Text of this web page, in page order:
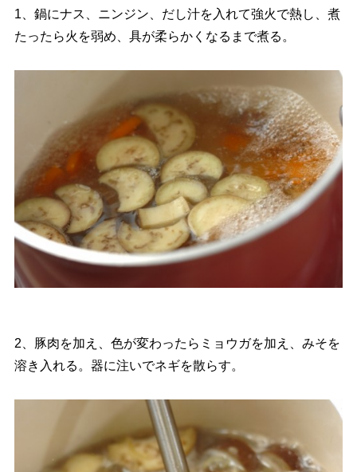
1、鍋にナス、ニンジン、だし汁を入れて強火で熱し、煮
たったら火を弱め、具が柔らかくなるまで煮る。
2、豚肉を加え、色が変わったらミョウガを加え、みそを
溶き入れる。器に注いでネギを散らす。